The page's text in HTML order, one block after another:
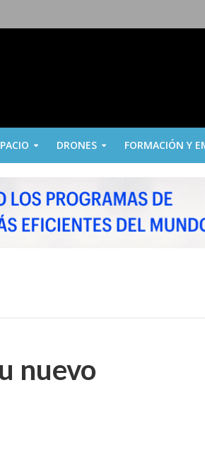
DRONES FORMACIÓN Y
nuevo